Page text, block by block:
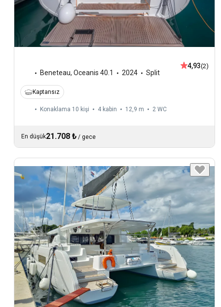
Beneteau, Oceanis 40.1 2024 Split
4,93(2)
Kaptansız
Konaklama 10 kişi 4 kabin 12,9 m 2 WC
En düşük21.708 ₺ / gece